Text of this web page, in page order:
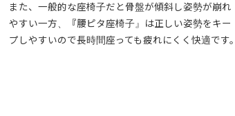
また、一般的な座椅子だと骨盤が傾斜し姿勢が崩れ
やすい一方、『腰ピタ座椅子』は正しい姿勢をキー
プしやすいので長時間座っても疲れにくく快適です。